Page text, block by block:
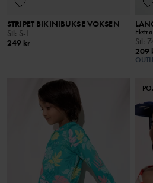
STRIPET BIKINIBUKSE VOKSEN
Stl: S-L
249 kr
Stl:
209